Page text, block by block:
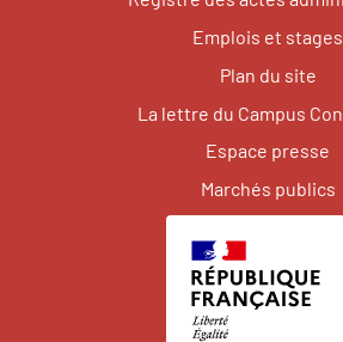
Emplois et stages
Plan du site
La lettre du Campus
Espace presse
Marchés publics